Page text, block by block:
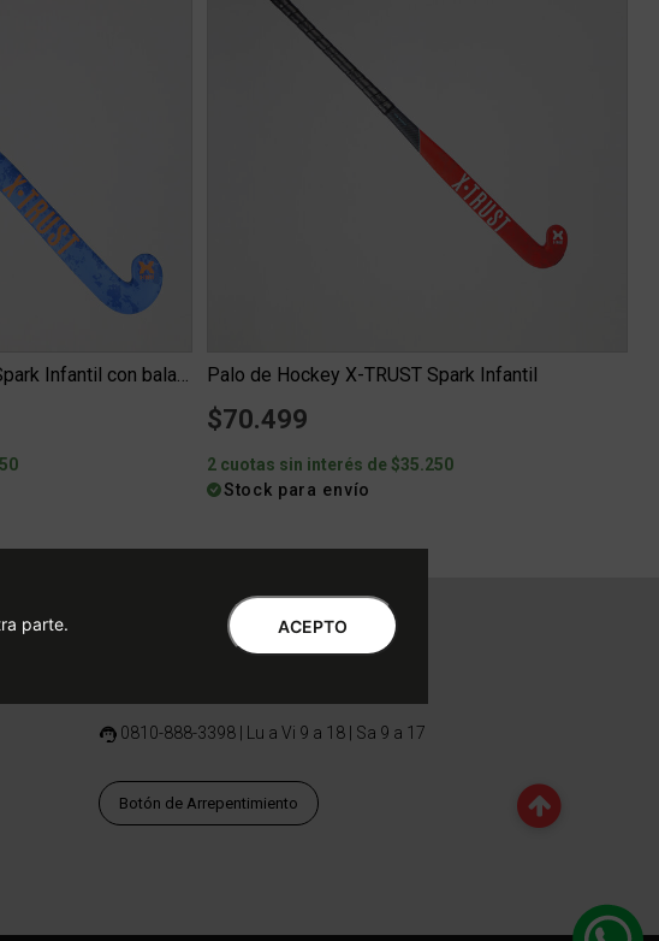
Palo de Hockey X-TRUST Spark Infantil
$70.499
2 cuotas sin interés de $35.250
Stock para envío
Centro de Atención al Cliente
Libro de quejas Online
0810-888-3398 | Lu a Vi 9 a 18 | Sa 9 a 17
Botón de Arrepentimiento
parte.
ACEPTO